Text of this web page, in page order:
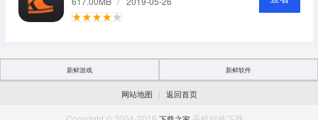
新鲜游戏 新鲜软件
网站地图 | 返回首页